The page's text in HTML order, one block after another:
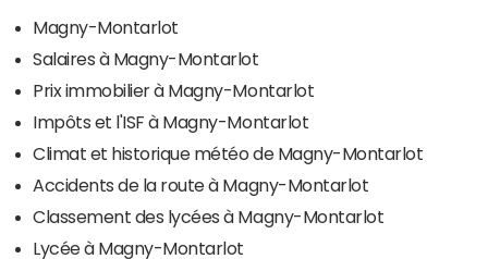
Magny-Montarlot
Salaires à Magny-Montarlot
Prix immobilier à Magny-Montarlot
Impôts et l'ISF à Magny-Montarlot
Climat et historique météo de Magny-Montarlot
Accidents de la route à Magny-Montarlot
Classement des lycées à Magny-Montarlot
Lycée à Magny-Montarlot